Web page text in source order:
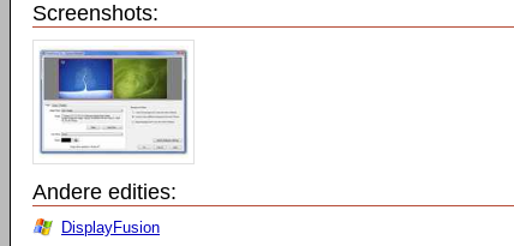
Screenshots:
Andere edities:
DisplayFusion